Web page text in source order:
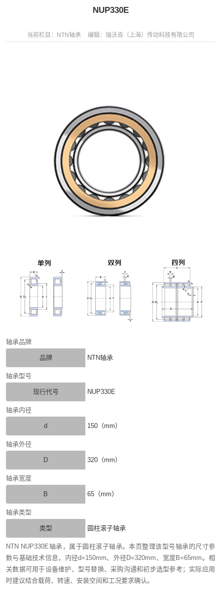
NUP330E
当前栏目：NTN轴承 编辑：瑞沃肯（上海）传动科技有限公司
轴承品牌
品牌 NTN轴承
轴承型号
现行代号 NUP330E
轴承内径
d 150（mm）
轴承外径
D 320（mm）
轴承宽度
B 65（mm）
轴承类型
类型 圆柱滚子轴承
NTN NUP330E轴承，属于圆柱滚子轴承。本页整理该型号轴承的尺寸参
数与基础技术信息，内径d=150mm、外径D=320mm、宽度B=65mm。相
关数据可用于设备维护、型号替换、采购沟通和初步选型参考；实际应用
时建议结合载荷、转速、安装空间和工况要求确认。